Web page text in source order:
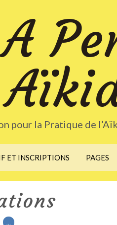
pour la Pratique de
ET INSCRIPTIONS PAGES
…